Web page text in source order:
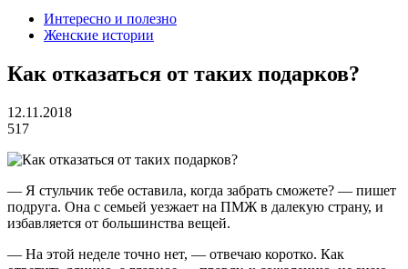
Интересно и полезно
Женские истории
Как отказаться от таких подарков?
12.11.2018
517
— Я стульчик тебе оставила, когда забрать сможете? — пишет
подруга. Она с семьей уезжает на ПМЖ в далекую страну, и
избавляется от большинства вещей.
— На этой неделе точно нет, — отвечаю коротко. Как